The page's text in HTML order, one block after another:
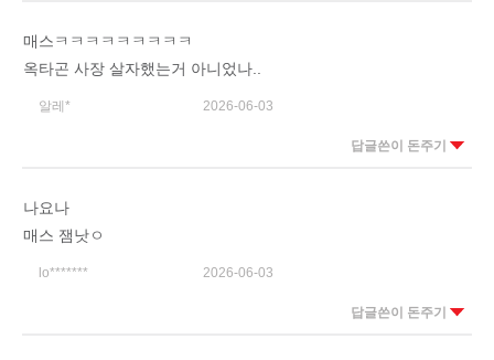
매스ㅋㅋㅋㅋㅋㅋㅋㅋㅋ
옥타곤 사장 살자했는거 아니었나..
알레* 2026-06-03
답글쓴이 돈주기
나요나
매스 잼낫ㅇ
lo******* 2026-06-03
답글쓴이 돈주기